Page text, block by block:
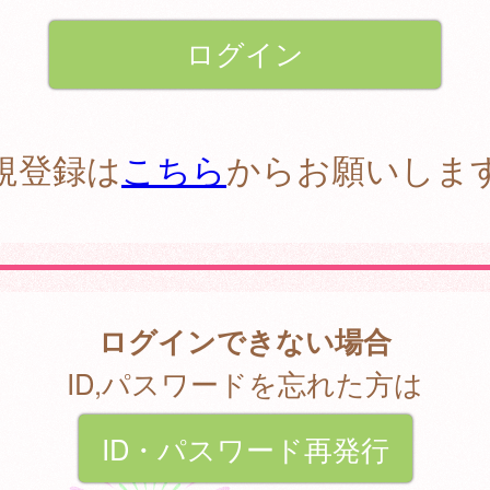
登録はこちらからお願いしま
ログインできない場合
ID,パスワードを忘れた方は
ID・パスワード再発行